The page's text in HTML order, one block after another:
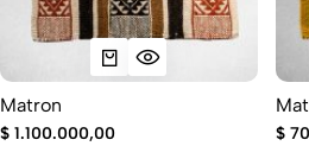
Matron
$ 1.100.000,00 $